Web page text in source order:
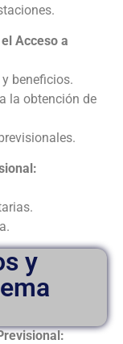
Acceso a
beneficios.
la obtención de
y